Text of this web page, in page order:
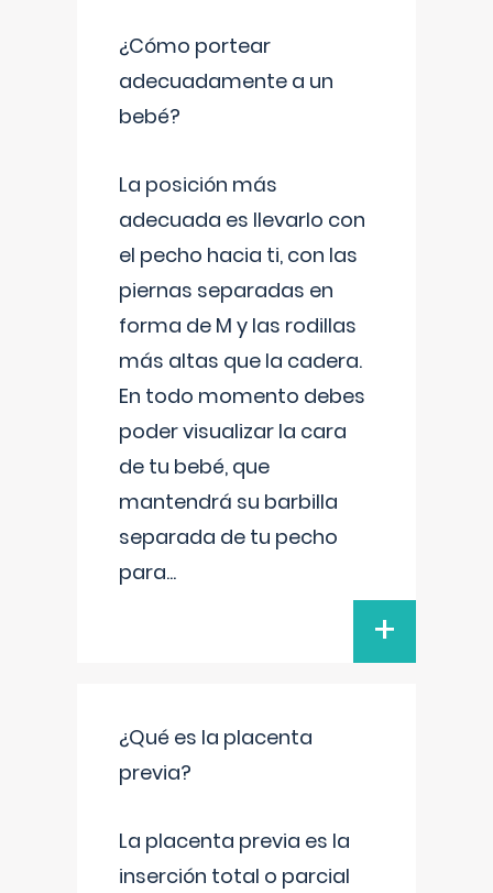
¿Cómo portear
adecuadamente a un
bebé?
La posición más
adecuada es llevarlo con
el pecho hacia ti, con las
piernas separadas en
forma de M y las rodillas
más altas que la cadera.
En todo momento debes
poder visualizar la cara
de tu bebé, que
mantendrá su barbilla
separada de tu pecho
para...
+
¿Qué es la placenta
previa?
La placenta previa es la
inserción total o parcial